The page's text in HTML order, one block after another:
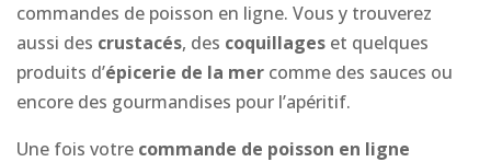
commandes de poisson en ligne. Vous y trouverez
aussi des crustacés, des coquillages et quelques
produits d’épicerie de la mer comme des sauces ou
encore des gourmandises pour l’apéritif.
Une fois votre commande de poisson en ligne